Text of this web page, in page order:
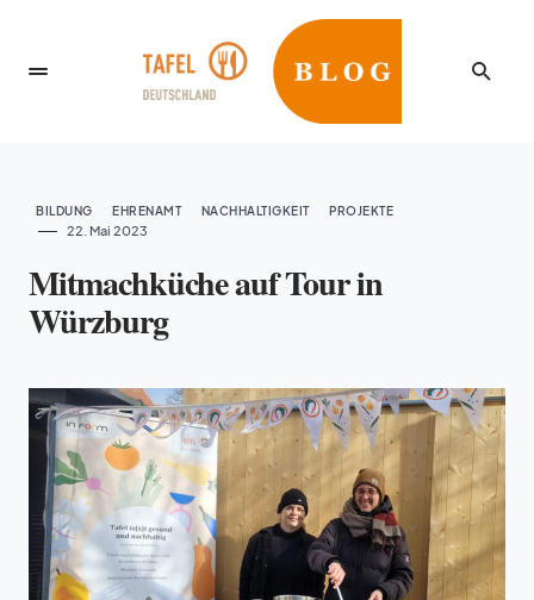
BILDUNG EHRENAMT NACHHALTIGKEIT PROJEKTE
22. Mai 2023
Mitmachküche auf Tour in
Würzburg